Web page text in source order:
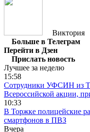
Виктория
Больше в Телеграм
Перейти в Дзен
Прислать новость
Лучшее за неделю
15:58
Сотрудники УФСИН из
Всероссийской акции,
10:33
В Торжке полицейские
смартфонов в ПВЗ
Вчера